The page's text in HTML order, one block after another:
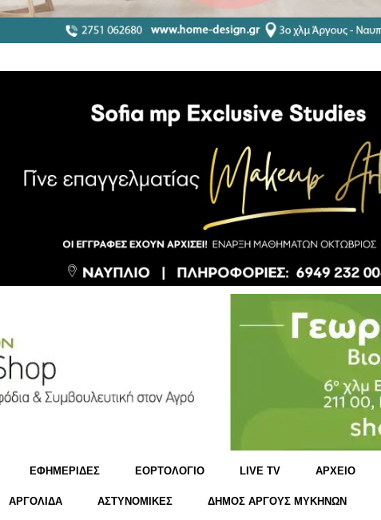
ΕΦΗΜΕΡΙΔΕΣ ΕΟΡΤΟΛΟΓΙΟ LIVE TV ΑΡΧΕΙΟ
ΑΡΓΟΛΙΔΑ ΑΣΤΥΝΟΜΙΚΕΣ ΔΗΜΟΣ ΑΡΓΟΥΣ ΜΥΚΗΝΩΝ